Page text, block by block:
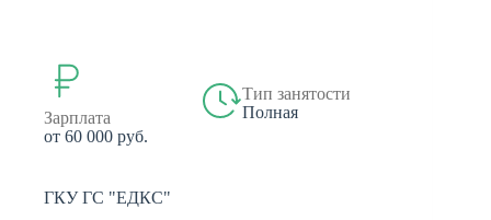
Зарплата
от 60 000 руб.
Тип занятости
Полная
ГКУ ГС "ЕДКС"